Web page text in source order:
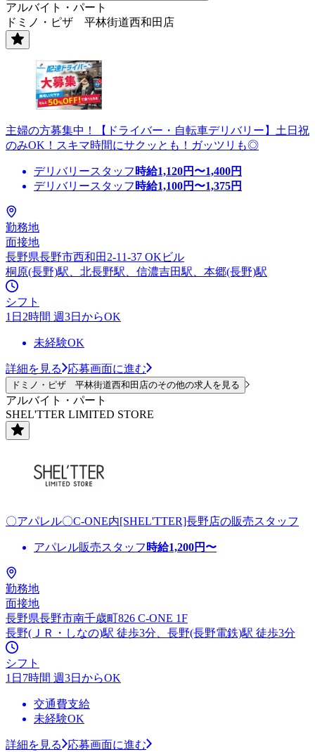
アルバイト・パート
ドミノ・ピザ 平林街道西和田店
主婦の方募集中！【ドライバー・自転車デリバリー】土日祝
のみOK！スキマ時間にサクッとも！ガッツリも◎
デリバリースタッフ 時給1,120円〜1,400円
デリバリースタッフ 時給1,100円〜1,375円
勤務地
面接地
長野県長野市西和田2-11-37 OKビル
桐原(長野)駅、北長野駅、信濃吉田駅、本郷(長野)駅
シフト
1日2時間 週3日からOK
未経験OK
詳細を見る 応募画面に進む
ドミノ・ピザ 平林街道西和田店のその他の求人を見る
アルバイト・パート
SHEL'TTER LIMITED STORE
〇アパレル〇C-ONE内[SHEL'TTER]長野店の販売スタッフ
アパレル販売スタッフ 時給1,200円〜
勤務地
面接地
長野県長野市南千歳町826 C-ONE 1F
長野(ＪＲ・しなの)駅 徒歩3分、長野(長野電鉄)駅 徒歩3分
シフト
1日7時間 週3日からOK
交通費支給
未経験OK
詳細を見る
応募画面に進む